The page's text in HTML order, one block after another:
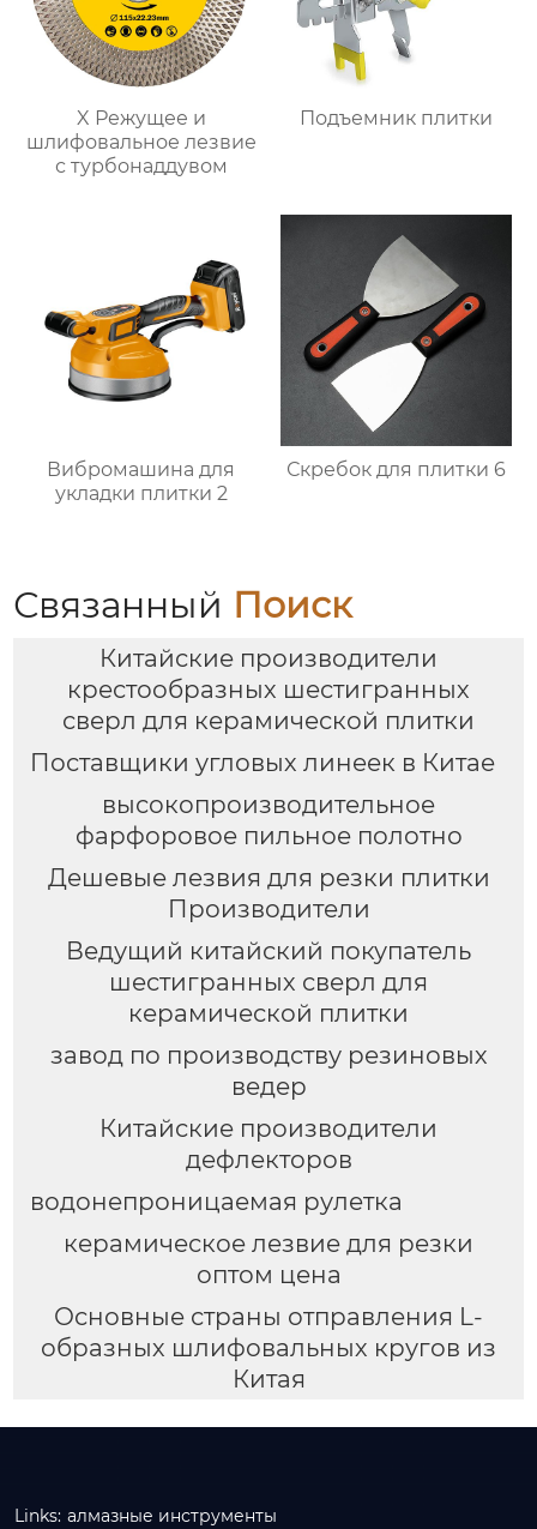
X Режущее и
шлифовальное лезвие
с турбонаддувом
Подъемник плитки
Вибромашина для
укладки плитки 2
Скребок для плитки 6
Связанный Поиск
Китайские производители
крестообразных шестигранных
сверл для керамической плитки
Поставщики угловых линеек в Китае
высокопроизводительное
фарфоровое пильное полотно
Дешевые лезвия для резки плитки
Производители
Ведущий китайский покупатель
шестигранных сверл для
керамической плитки
завод по производству резиновых
ведер
Китайские производители
дефлекторов
водонепроницаемая рулетка
керамическое лезвие для резки
оптом цена
Основные страны отправления L-
образных шлифовальных кругов из
Китая
Links: алмазные инструменты